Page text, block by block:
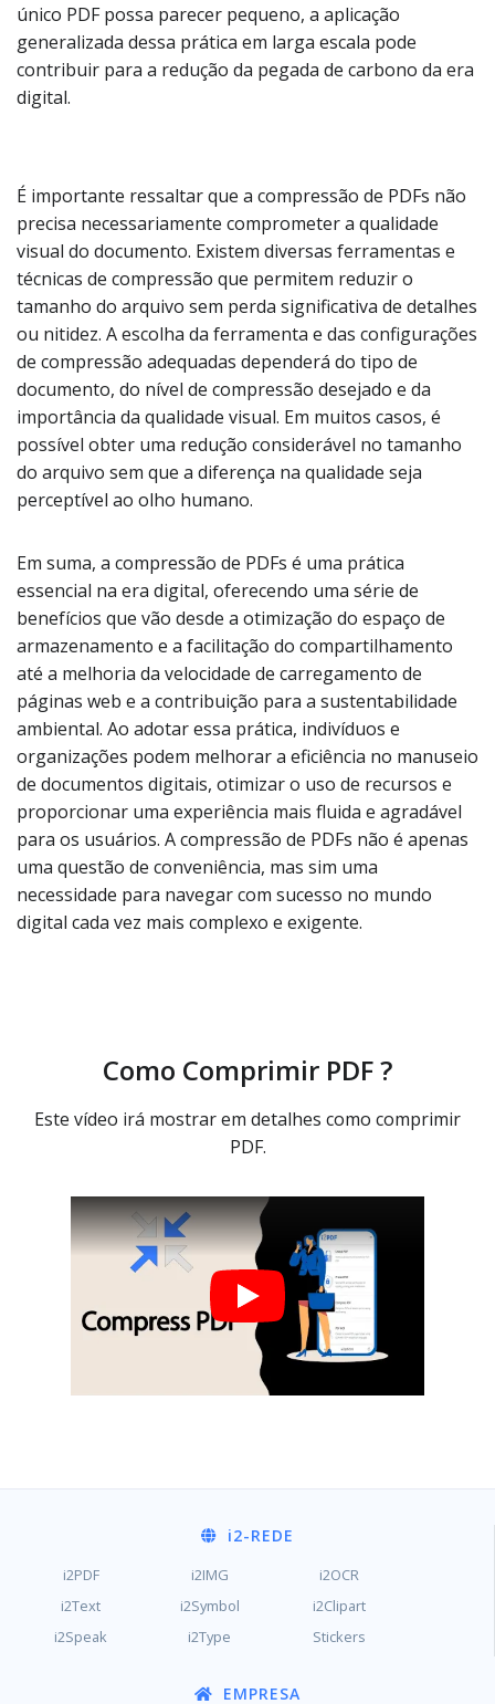
único PDF possa parecer pequeno, a aplicação
generalizada dessa prática em larga escala pode
contribuir para a redução da pegada de carbono da era
digital.
É importante ressaltar que a compressão de PDFs não
precisa necessariamente comprometer a qualidade
visual do documento. Existem diversas ferramentas e
técnicas de compressão que permitem reduzir o
tamanho do arquivo sem perda significativa de detalhes
ou nitidez. A escolha da ferramenta e das configurações
de compressão adequadas dependerá do tipo de
documento, do nível de compressão desejado e da
importância da qualidade visual. Em muitos casos, é
possível obter uma redução considerável no tamanho
do arquivo sem que a diferença na qualidade seja
perceptível ao olho humano.
Em suma, a compressão de PDFs é uma prática
essencial na era digital, oferecendo uma série de
benefícios que vão desde a otimização do espaço de
armazenamento e a facilitação do compartilhamento
até a melhoria da velocidade de carregamento de
páginas web e a contribuição para a sustentabilidade
ambiental. Ao adotar essa prática, indivíduos e
organizações podem melhorar a eficiência no manuseio
de documentos digitais, otimizar o uso de recursos e
proporcionar uma experiência mais fluida e agradável
para os usuários. A compressão de PDFs não é apenas
uma questão de conveniência, mas sim uma
necessidade para navegar com sucesso no mundo
digital cada vez mais complexo e exigente.
Como Comprimir PDF ?
Este vídeo irá mostrar em detalhes como comprimir
PDF.
i2-REDE
i2PDF i2IMG
i2OCR
i2Text
i2Symbol
i2Clipart
i2Speak
i2Type Stickers
EMPRESA